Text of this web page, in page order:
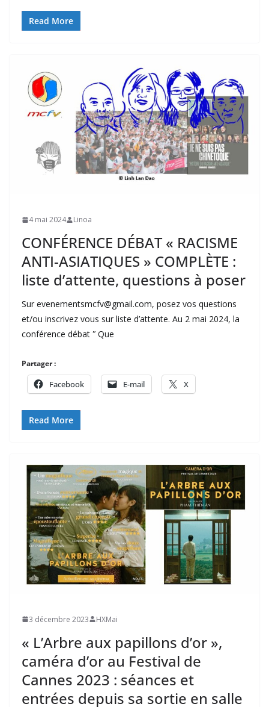
Read More
4 mai 2024 Linoa
CONFÉRENCE DÉBAT « RACISME
ANTI-ASIATIQUES » COMPLÈTE :
liste d’attente, questions à poser
Sur evenementsmcfv@gmail.com, posez vos questions
et/ou inscrivez vous sur liste d’attente. Au 2 mai 2024, la
conférence débat ʺ Que
Partager :
Facebook E-mail X
Read More
3 décembre 2023 HXMai
« L’Arbre aux papillons d’or »,
caméra d’or au Festival de
Cannes 2023 : séances et
entrées depuis sa sortie en salle